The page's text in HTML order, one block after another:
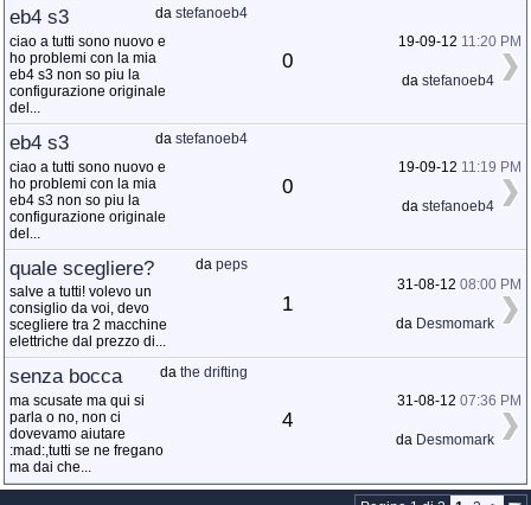
da stefanoeb4
eb4 s3
ciao a tutti sono nuovo e
ho problemi con la mia
eb4 s3 non so piu la
configurazione originale
del...
0
19-09-12 11:20 PM
da stefanoeb4
da stefanoeb4
eb4 s3
ciao a tutti sono nuovo e
ho problemi con la mia
eb4 s3 non so piu la
configurazione originale
del...
0
19-09-12 11:19 PM
da stefanoeb4
da peps
quale scegliere?
salve a tutti! volevo un
consiglio da voi, devo
scegliere tra 2 macchine
elettriche dal prezzo di...
1
31-08-12 08:00 PM
da Desmomark
da the drifting
senza bocca
ma scusate ma qui si
parla o no, non ci
dovevamo aiutare
:mad:,tutti se ne fregano
ma dai che...
4
31-08-12 07:36 PM
da Desmomark